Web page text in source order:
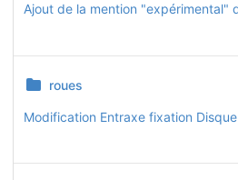
roues
Modification Entraxe fixation Disque